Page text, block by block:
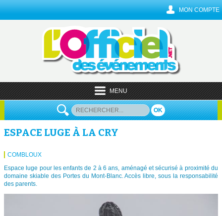
MON COMPTE
MENU
OK
ESPACE LUGE À LA CRY
COMBLOUX
Espace luge pour les enfants de 2 à 6 ans, aménagé et sécurisé à proximité du
domaine skiable des Portes du Mont-Blanc. Accès libre, sous la responsabilité
des parents.